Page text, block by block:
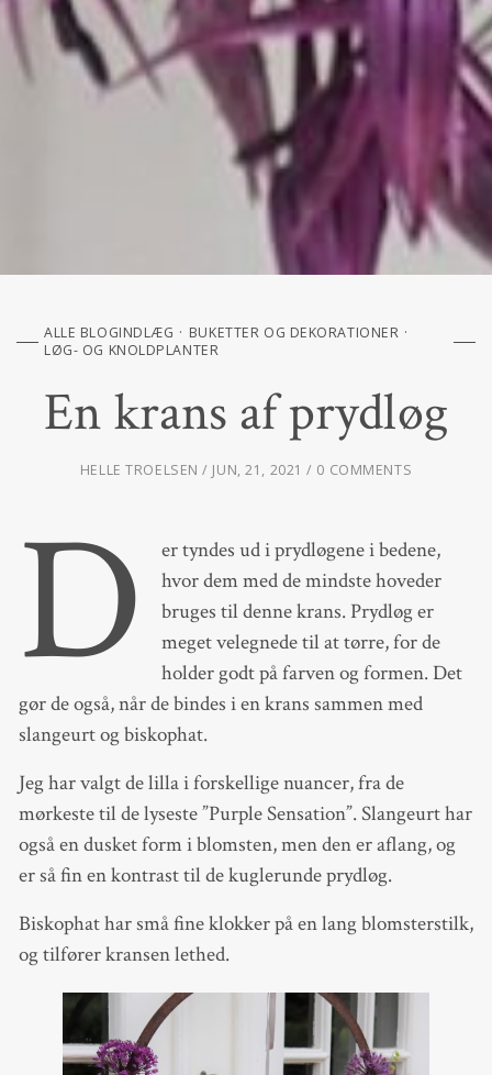
ALLE BLOGINDLÆG
BUKETTER OG DEKORATIONER
LØG- OG KNOLDPLANTER
En krans af prydløg
HELLE TROELSEN JUN, 21, 2021 0 COMMENTS
D
er tyndes ud i prydløgene i bedene,
hvor dem med de mindste hoveder
bruges til denne krans. Prydløg er
meget velegnede til at tørre, for de
holder godt på farven og formen. Det
gør de også, når de bindes i en krans sammen med
slangeurt og biskophat.
Jeg har valgt de lilla i forskellige nuancer, fra de
mørkeste til de lyseste ”Purple Sensation”. Slangeurt har
også en dusket form i blomsten, men den er aflang, og
er så fin en kontrast til de kuglerunde prydløg.
Biskophat har små fine klokker på en lang blomsterstilk,
og tilfører kransen lethed.